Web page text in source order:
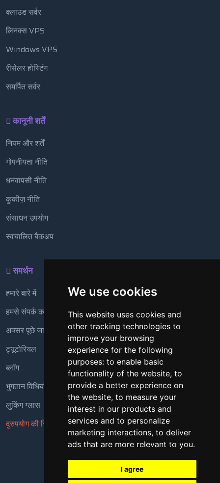
We use cookies
This website uses cookies and
other tracking technologies to
improve your browsing
experience for the following
purposes: to enable basic
functionality of the website, to
provide a better experience on
the website, to measure your
interest in our products and
services and to personalize
marketing interactions, to deliver
ads that are more relevant to you.
I agree
क्लाउड सर्वर
लिनक्स VPS
Windows VPS
रीसेलर होस्टिंग
समर्पित सर्वर
कानूनी शर्तें
नियम और शर्तें
गोपनीयता नीति
धनवापसी नीति
कुकीज़ नीति
संसाधन उपयोग
स्वचालित बैकअप
समर्थन
हमारे बारे में
हमसे संपर्क करें
अक्सर पूछे जाने वाले प्रश्न
ट्यूटोरियल
ब्लॉग
भुगतान विधियाँ
लुकिंग ग्लास
दुरुपयोग की रिपोर्ट करें
Copyright © 2018 - 2026 सर्वाधिकार सुरक्षित